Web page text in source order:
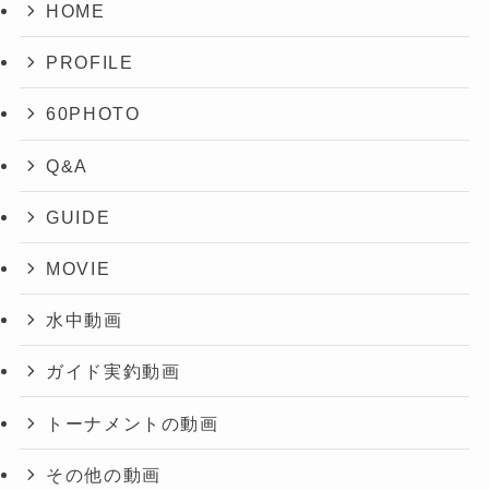
HOME
PROFILE
60PHOTO
Q&A
GUIDE
MOVIE
水中動画
ガイド実釣動画
トーナメントの動画
その他の動画